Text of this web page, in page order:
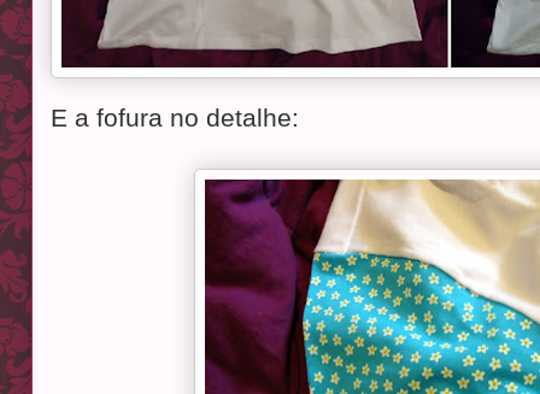
E a fofura no detalhe: